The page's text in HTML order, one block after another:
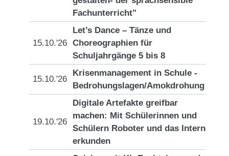
Fachunterricht"
15.10.'26
Let’s Dance – Tänze und
Choreographien für
Schuljahrgänge 5 bis 8
15.10.'26
Krisenmanagement in Schule -
Bedrohungslagen/Amokdrohung
19.10.'26
Digitale Artefakte greifbar
machen: Mit Schülerinnen und
Schülern Roboter und das Internet
erkunden